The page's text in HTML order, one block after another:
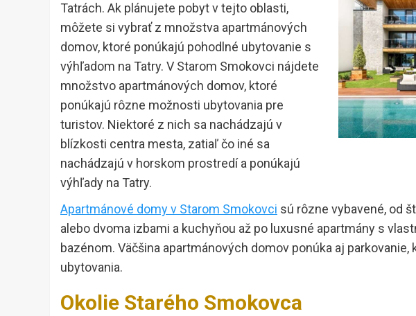
Tatrách. Ak plánujete pobyt v tejto oblasti,
môžete si vybrať z množstva apartmánových
domov, ktoré ponúkajú pohodlné ubytovanie s
výhľadom na Tatry. V Starom Smokovci nájdete
množstvo apartmánových domov, ktoré
ponúkajú rôzne možnosti ubytovania pre
turistov. Niektoré z nich sa nachádzajú v
blízkosti centra mesta, zatiaľ čo iné sa
nachádzajú v horskom prostredí a ponúkajú
výhľady na Tatry.
Apartmánové domy v Starom Smokovci sú rôzne vybavené, od
alebo dvoma izbami a kuchyňou až po luxusné apartmány s
bazénom. Väčšina apartmánových domov ponúka aj
ubytovania.
Okolie Starého Smokovca